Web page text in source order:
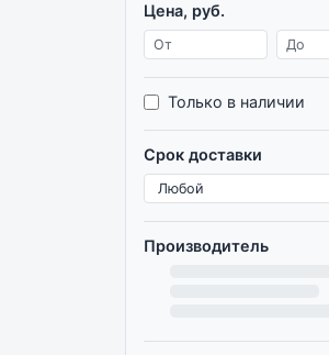
Цена, руб.
Цена от
Цена до
Только в наличии
Срок доставки
Производитель